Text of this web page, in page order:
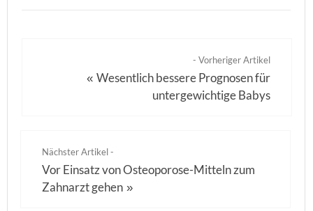
- Vorheriger Artikel
«Wesentlich bessere Prognosen für
untergewichtige Babys
Nächster Artikel -
Vor Einsatz von Osteoporose-Mitteln zum
Zahnarzt gehen »